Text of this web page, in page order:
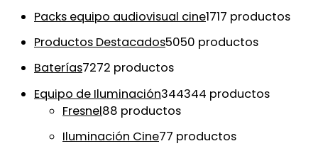
Packs equipo audiovisual cine1717 productos
Productos Destacados5050 productos
Baterías7272 productos
Equipo de Iluminación344344 productos
Fresnel88 productos
Iluminación Cine77 productos